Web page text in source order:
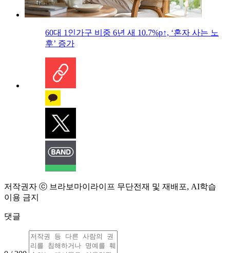
60대 1인가구 비중 6년 새 10.7%p↑, ‘혼자 사는 노
후’ 증가
저작권자 ⓒ 브라보마이라이프 무단전재 및 재배포, AI학습
이용 금지
댓글